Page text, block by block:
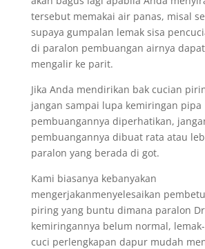
tersebut memakai air panas, misal
supaya gumpalan lemak sisa
di paralon pembuangan airnya
mengalir ke parit.
Jika Anda mendirikan bak cucian
jangan sampai lupa kemiringan pipa
pembuangannya diperhatikan,
pembuangannya dibuat rata atau
paralon yang berada di got.
Kami biasanya kebanyakan
mengerjakanmenyelesaikan
piring yang buntu dimana paralon
kemiringannya belum normal,
cuci perlengkapan dapur mudah